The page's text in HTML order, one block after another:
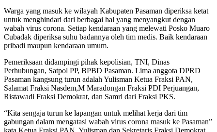
Warga yang masuk ke wilayah Kabupaten Pasaman diperiksa ketat
untuk menghindari dari berbagai hal yang menyangkut dengan
wabah virus corona. Setiap kendaraan yang melewati Posko Muaro
Cubadak diperiksa suhu badannya oleh tim medis. Baik kendaraan
pribadi maupun kendaraan umum.
Pemeriksaan didampingi pihak kepolisian, TNI, Dinas
Perhubungan, Satpol PP, BPBD Pasaman. Lima anggota DPRD
Pasaman kangsung turun adalah Yulisman Ketua Fraksi PAN,
Salamat Fraksi Nasdem,M Maradongan Fraksi PDI Perjuangan,
Ristawadi Fraksi Demokrat, dan Samri dari Fraksi PKS.
“Kita sengaja turun ke lapangan untuk melihat kerja dari tim
gabungan dalam mengatasi wabah virus corona masuk ke Pasaman”
kata Ketua Fraksi PAN, Yulisman dan Sekretaris Fraksi Demokrat,